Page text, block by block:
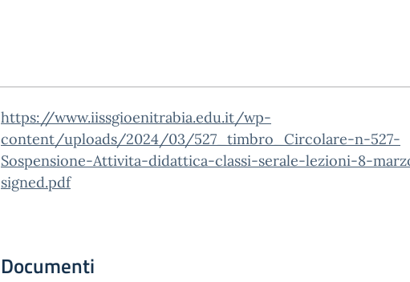
https://www.iissgioenitrabia.edu.it/wp-
content/uploads/2024/03/527_timbro_Circolare-n-527-
Sospensione-Attivita-didattica-classi-serale-lezioni-8-
signed.pdf
Documenti